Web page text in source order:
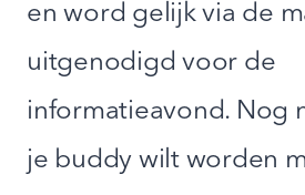
en word gelijk via de
uitgenodigd voor de
informatieavond. Nog
je buddy wilt worden